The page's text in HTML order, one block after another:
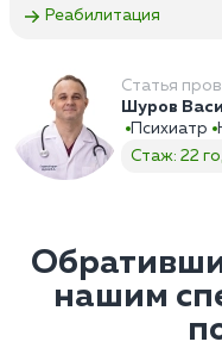
Реабилитация
Статья
Шуров
Психиатр
Стаж: 22
нашим